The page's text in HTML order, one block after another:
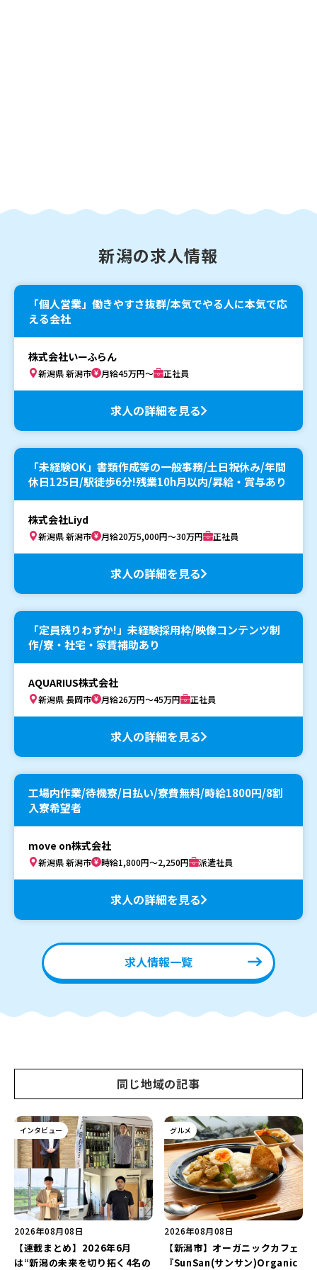
新潟の求人情報
「個人営業」働きやすさ抜群/本気でやる人に本気で応
える会社
株式会社いーふらん
新潟県 新潟市 月給45万円～ 正社員
求人の詳細を見る
「未経験OK」書類作成等の一般事務/土日祝休み/年間
休日125日/駅徒歩6分!残業10h月以内/昇給・賞与あり
株式会社Liyd
新潟県 新潟市 月給20万5,000円～30万円 正社員
求人の詳細を見る
「定員残りわずか!」未経験採用枠/映像コンテンツ制
作/寮・社宅・家賃補助あり
AQUARIUS株式会社
新潟県 長岡市 月給26万円～45万円 正社員
求人の詳細を見る
工場内作業/待機寮/日払い/寮費無料/時給1800円/8割
入寮希望者
move on株式会社
新潟県 新潟市 時給1,800円～2,250円 派遣社員
求人の詳細を見る
求人情報一覧
同じ地域の記事
インタビュー
2026年08月08日
【連載まとめ】2026年6月
は“新潟の未来を切り拓く4名の
グルメ
2026年08月08日
【新潟市】オーガニックカフェ
『SunSan(サンサン)Organic